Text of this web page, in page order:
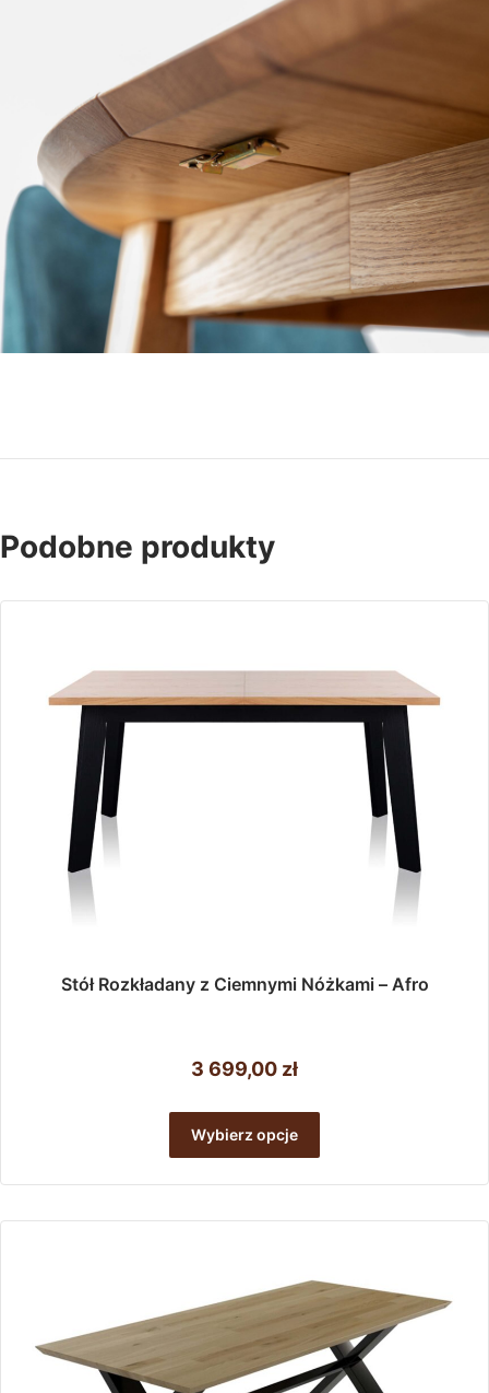
Podobne produkty
Stół Rozkładany z Ciemnymi Nóżkami – Afro
3 699,00 zł
Wybierz opcje
ma
Opcje
na
stronie
produktu